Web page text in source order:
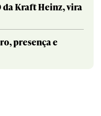
da Kraft Heinz, vira
presença e